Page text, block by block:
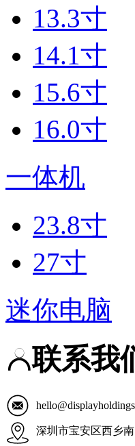
13.3寸
14.1寸
15.6寸
16.0寸
一体机
23.8寸
27寸
迷你电脑
联系我
深圳市宝安区西乡